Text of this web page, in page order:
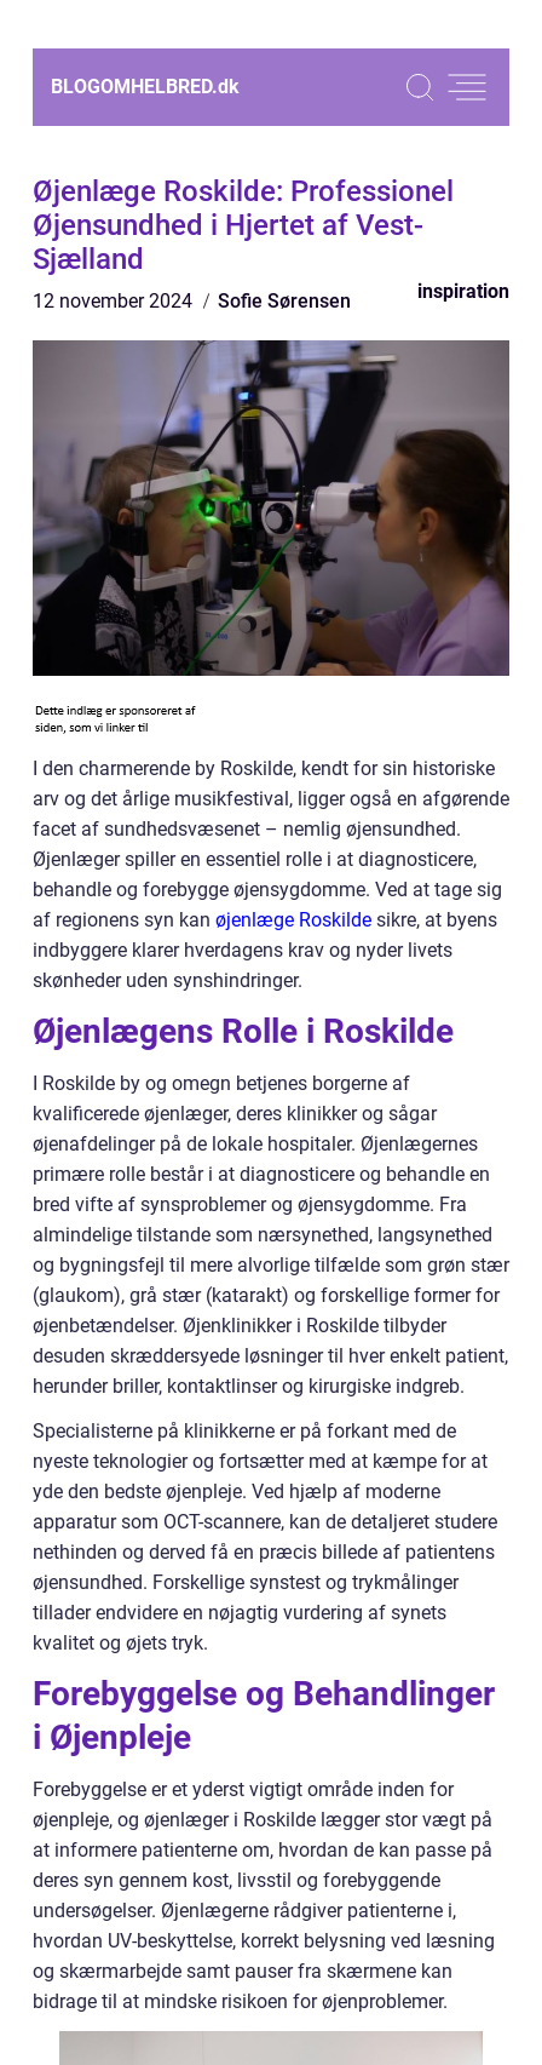
BLOGOMHELBRED.dk
Øjenlæge Roskilde: Professionel
Øjensundhed i Hjertet af Vest-
Sjælland
12 november 2024 Sofie Sørensen inspiration
I den charmerende by Roskilde, kendt for sin historiske
arv og det årlige musikfestival, ligger også en afgørende
facet af sundhedsvæsenet – nemlig øjensundhed.
Øjenlæger spiller en essentiel rolle i at diagnosticere,
behandle og forebygge øjensygdomme. Ved at tage sig
af regionens syn kan øjenlæge Roskilde sikre, at byens
indbyggere klarer hverdagens krav og nyder livets
skønheder uden synshindringer.
Øjenlægens Rolle i Roskilde
I Roskilde by og omegn betjenes borgerne af
kvalificerede øjenlæger, deres klinikker og sågar
øjenafdelinger på de lokale hospitaler. Øjenlægernes
primære rolle består i at diagnosticere og behandle en
bred vifte af synsproblemer og øjensygdomme. Fra
almindelige tilstande som nærsynethed, langsynethed
og bygningsfejl til mere alvorlige tilfælde som grøn stær
(glaukom), grå stær (katarakt) og forskellige former for
øjenbetændelser. Øjenklinikker i Roskilde tilbyder
desuden skræddersyede løsninger til hver enkelt patient,
herunder briller, kontaktlinser og kirurgiske indgreb.
Specialisterne på klinikkerne er på forkant med de
nyeste teknologier og fortsætter med at kæmpe for at
yde den bedste øjenpleje. Ved hjælp af moderne
apparatur som OCT-scannere, kan de detaljeret studere
nethinden og derved få en præcis billede af patientens
øjensundhed. Forskellige synstest og trykmålinger
tillader endvidere en nøjagtig vurdering af synets
kvalitet og øjets tryk.
Forebyggelse og Behandlinger
i Øjenpleje
Forebyggelse er et yderst vigtigt område inden for
øjenpleje, og øjenlæger i Roskilde lægger stor vægt på
at informere patienterne om, hvordan de kan passe på
deres syn gennem kost, livsstil og forebyggende
undersøgelser. Øjenlægerne rådgiver patienterne i,
hvordan UV-beskyttelse, korrekt belysning ved læsning
og skærmarbejde samt pauser fra skærmene kan
bidrage til at mindske risikoen for øjenproblemer.